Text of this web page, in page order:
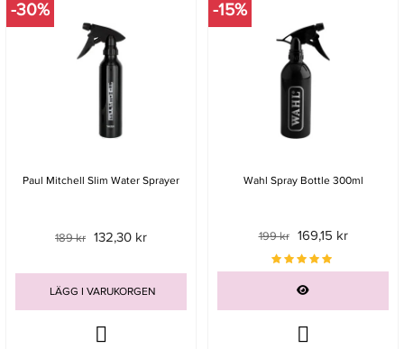
-30%
Paul Mitchell Slim Water Sprayer
189 kr 132,30 kr
LÄGG I VARUKORGEN
-15%
Wahl Spray Bottle 300ml
199 kr 169,15 kr